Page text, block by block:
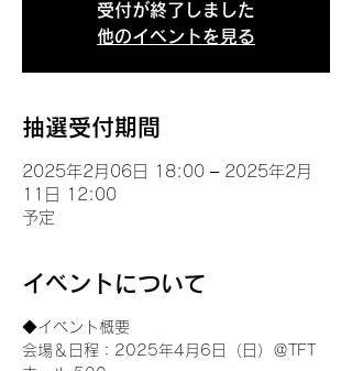
受付が終了しました
他のイベントを見る
抽選受付期間
2025年2月06日 18:00 – 2025年2月
11日 12:00
予定
イベントについて
◆イベント概要
会場＆日程：2025年4月6日（日）＠TFT